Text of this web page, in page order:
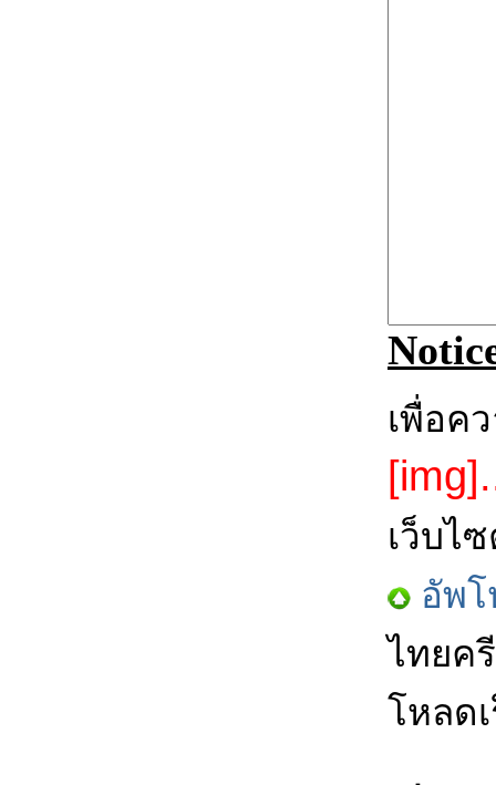
เพื่อค
เว็บไ
อัพ
ไทยค
โหลด